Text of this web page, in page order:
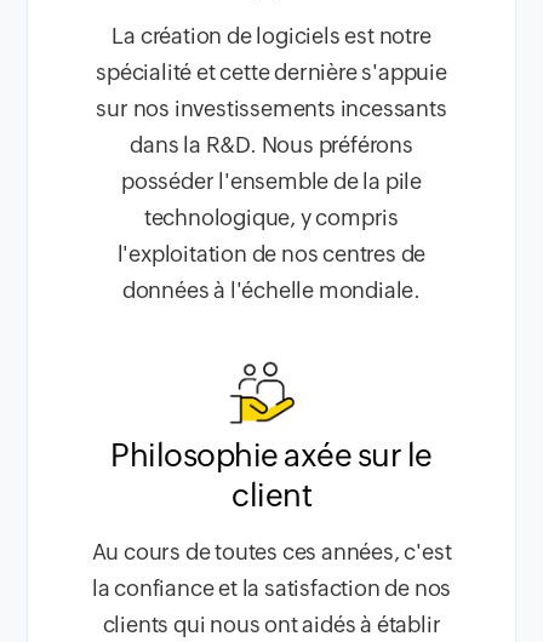
La création de logiciels est notre
spécialité et cette dernière s'appuie
sur nos investissements incessants
dans la R&D. Nous préférons
posséder l'ensemble de la pile
technologique, y compris
l'exploitation de nos centres de
données à l'échelle mondiale.
Philosophie axée sur le
client
Au cours de toutes ces années, c'est
la confiance et la satisfaction de nos
clients qui nous ont aidés à établir